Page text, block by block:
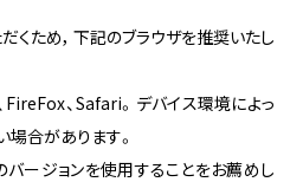
くため， 下記のブラウザを推奨いたし
、Safari。デバイス環境によっ
合があります。
ージョンを使用することをお薦めし